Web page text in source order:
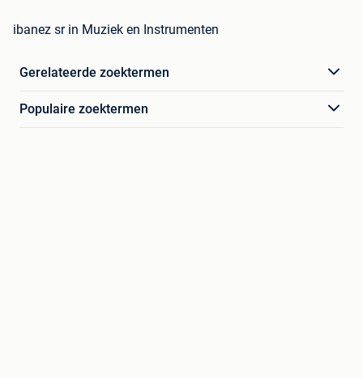
ibanez sr in Muziek en Instrumenten
Gerelateerde zoektermen
Populaire zoektermen